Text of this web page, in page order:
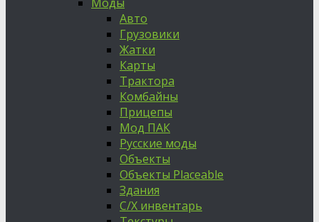
Авто
Грузовики
Жатки
Карты
Трактора
Комбайны
Прицепы
Мод ПАК
Русские моды
Объекты
Объекты Placeable
Здания
С/Х инвентарь